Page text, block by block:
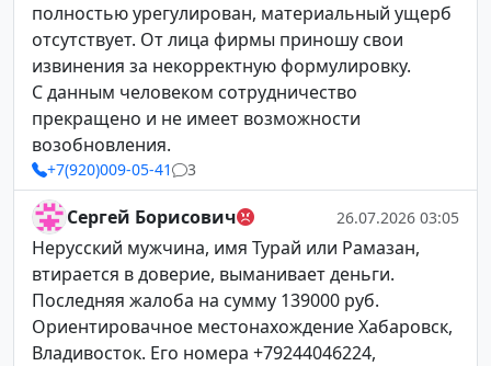
полностью урегулирован, материальный ущерб
отсутствует. От лица фирмы приношу свои
извинения за некорректную формулировку.
С данным человеком сотрудничество
прекращено и не имеет возможности
возобновления.
+7(920)009-05-41 3
Сергей Борисович 26.07.2026 03:05
Нерусский мужчина, имя Турай или Рамазан,
втирается в доверие, выманивает деньги.
Последняя жалоба на сумму 139000 руб.
Ориентировачное местонахождение Хабаровск,
Владивосток. Его номера +79244046224,